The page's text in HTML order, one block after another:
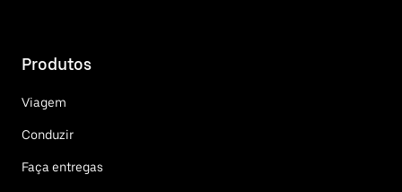
Produtos
Viagem
Conduzir
Faça entregas